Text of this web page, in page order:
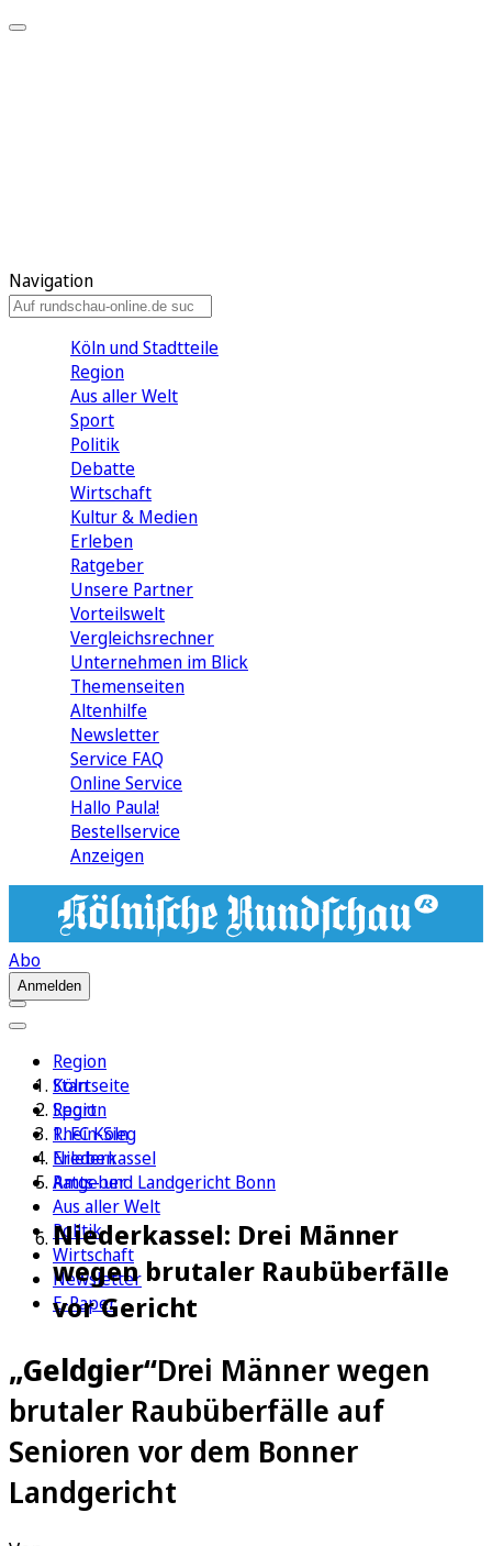
Navigation
Köln und Stadtteile
Region
Aus aller Welt
Sport
Politik
Debatte
Wirtschaft
Kultur & Medien
Erleben
Ratgeber
Unsere Partner
Vorteilswelt
Vergleichsrechner
Unternehmen im Blick
Themenseiten
Altenhilfe
Newsletter
Service FAQ
Online Service
Hallo Paula!
Bestellservice
Anzeigen
Abo
Anmelden
Region
Köln
Sport
1. FC Köln
Erleben
Ratgeber
Aus aller Welt
Politik
Wirtschaft
Newsletter
E-Paper
Startseite
Region
Rhein-Sieg
Niederkassel
Amts- und Landgericht Bonn
Niederkassel: Drei Männer
wegen brutaler Raubüberfälle
vor Gericht
„Geldgier“Drei Männer wegen
brutaler Raubüberfälle auf
Senioren vor dem Bonner
Landgericht